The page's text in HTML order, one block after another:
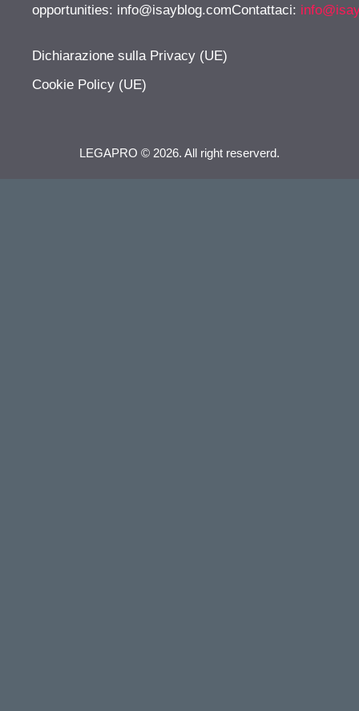
opportunities: info@isayblog.comContattaci:
Dichiarazione sulla Privacy (UE)
Cookie Policy (UE)
LEGAPRO © 2026. All right reserverd.